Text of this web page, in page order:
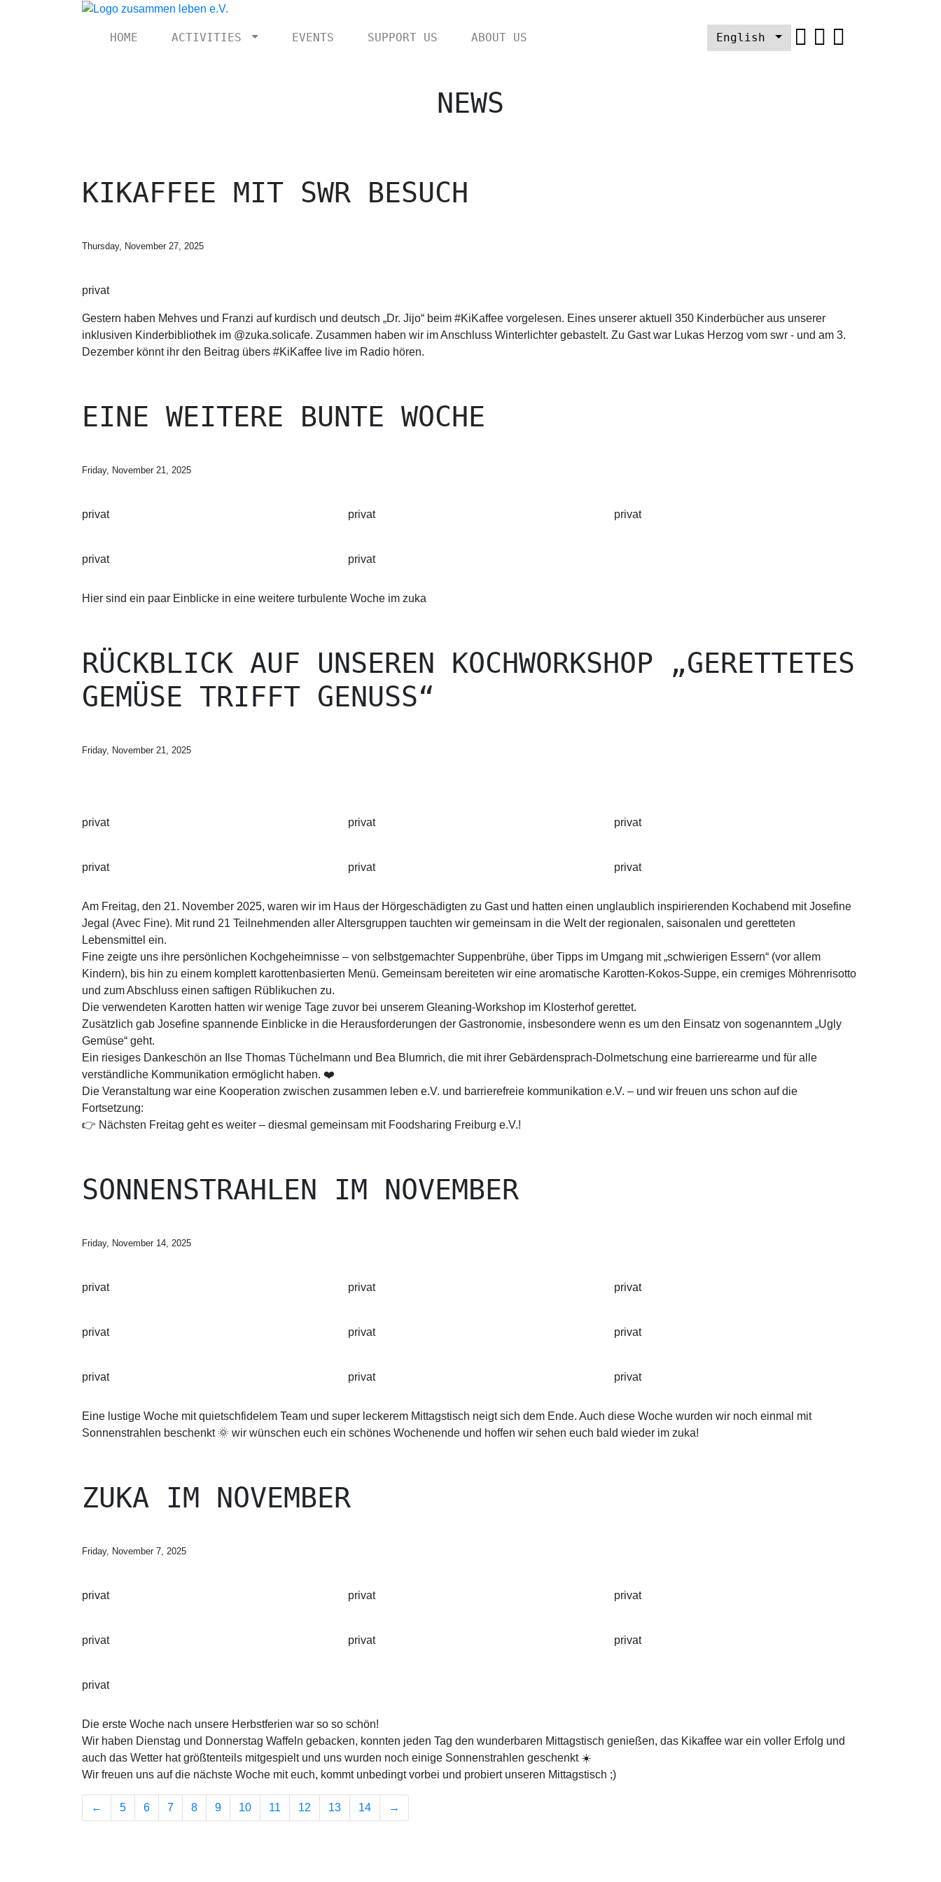
HOME ACTIVITIES EVENTS SUPPORT US ABOUT US English
NEWS
KIKAFFEE MIT SWR BESUCH
Thursday, November 27, 2025
privat
Gestern haben Mehves und Franzi auf kurdisch und deutsch „Dr. Jijo“ beim #KiKaffee vorgelesen. Eines unserer aktuell 350 Kinderbücher aus unserer
inklusiven Kinderbibliothek im @zuka.solicafe. Zusammen haben wir im Anschluss Winterlichter gebastelt. Zu Gast war Lukas Herzog vom swr - und am 3.
Dezember könnt ihr den Beitrag übers #KiKaffee live im Radio hören.
EINE WEITERE BUNTE WOCHE
Friday, November 21, 2025
privat privat privat
privat privat
Hier sind ein paar Einblicke in eine weitere turbulente Woche im zuka
RÜCKBLICK AUF UNSEREN KOCHWORKSHOP „GERETTETES
GEMÜSE TRIFFT GENUSS“
Friday, November 21, 2025
privat privat privat
privat privat privat
Am Freitag, den 21. November 2025, waren wir im Haus der Hörgeschädigten zu Gast und hatten einen unglaublich inspirierenden Kochabend mit Josefine
Jegal (Avec Fine). Mit rund 21 Teilnehmenden aller Altersgruppen tauchten wir gemeinsam in die Welt der regionalen, saisonalen und geretteten
Lebensmittel ein.
Fine zeigte uns ihre persönlichen Kochgeheimnisse – von selbstgemachter Suppenbrühe, über Tipps im Umgang mit „schwierigen Essern“ (vor allem
Kindern), bis hin zu einem komplett karottenbasierten Menü. Gemeinsam bereiteten wir eine aromatische Karotten-Kokos-Suppe, ein cremiges Möhrenrisotto
und zum Abschluss einen saftigen Rüblikuchen zu.
Die verwendeten Karotten hatten wir wenige Tage zuvor bei unserem Gleaning-Workshop im Klosterhof gerettet.
Zusätzlich gab Josefine spannende Einblicke in die Herausforderungen der Gastronomie, insbesondere wenn es um den Einsatz von sogenanntem „Ugly
Gemüse“ geht.
Ein riesiges Dankeschön an Ilse Thomas Tüchelmann und Bea Blumrich, die mit ihrer Gebärdensprach-Dolmetschung eine barrierearme und für alle
verständliche Kommunikation ermöglicht haben. ❤️
Die Veranstaltung war eine Kooperation zwischen zusammen leben e.V. und barrierefreie kommunikation e.V. – und wir freuen uns schon auf die
Fortsetzung:
👉 Nächsten Freitag geht es weiter – diesmal gemeinsam mit Foodsharing Freiburg e.V.!
SONNENSTRAHLEN IM NOVEMBER
Friday, November 14, 2025
privat privat privat
privat privat privat
privat privat privat
Eine lustige Woche mit quietschfidelem Team und super leckerem Mittagstisch neigt sich dem Ende. Auch diese Woche wurden wir noch einmal mit
Sonnenstrahlen beschenkt 🌞 wir wünschen euch ein schönes Wochenende und hoffen wir sehen euch bald wieder im zuka!
ZUKA IM NOVEMBER
Friday, November 7, 2025
privat privat privat
privat privat privat
privat
Die erste Woche nach unsere Herbstferien war so so schön!
Wir haben Dienstag und Donnerstag Waffeln gebacken, konnten jeden Tag den wunderbaren Mittagstisch genießen, das Kikaffee war ein voller Erfolg und
auch das Wetter hat größtenteils mitgespielt und uns wurden noch einige Sonnenstrahlen geschenkt ☀️
Wir freuen uns auf die nächste Woche mit euch, kommt unbedingt vorbei und probiert unseren Mittagstisch ;)
← 5 6 7 8 9 10 11 12 13 14 →